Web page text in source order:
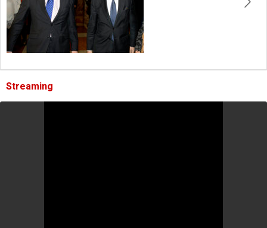
Streaming